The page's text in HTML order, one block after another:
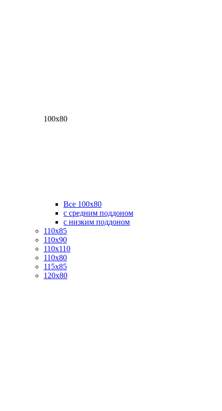
100х80
Все 100х80
с средним поддоном
с низким поддоном
110х85
110х90
110х110
110х80
115х85
120х80